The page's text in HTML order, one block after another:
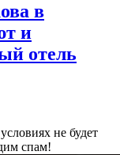
в
и
отель
не будет
спам!